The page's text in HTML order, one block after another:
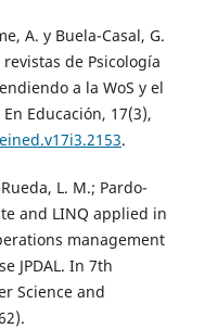
A. y Buela-Casal, G.
de Psicología
a la WoS y el
Educación, 17(3),
.
L. M.; Pardo-
and LINQ applied in
management
JPDAL. In 7th
Science and